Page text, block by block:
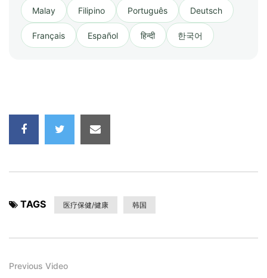
Malay Filipino Português Deutsch
Français Español हिन्दी 한국어
TAGS 医疗保健/健康 韩国
Previous Video